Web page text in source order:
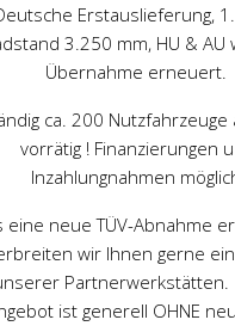
Erstauslieferung,
3.250 mm, HU & AU
Übernahme erneuert.
ca. 200 Nutzfahrzeuge
vorrätig ! Finanzierungen
Inzahlungnahmen
eine neue TÜV-Abnahme
wir Ihnen gerne
Partnerwerkstätten.
ist generell OHNE